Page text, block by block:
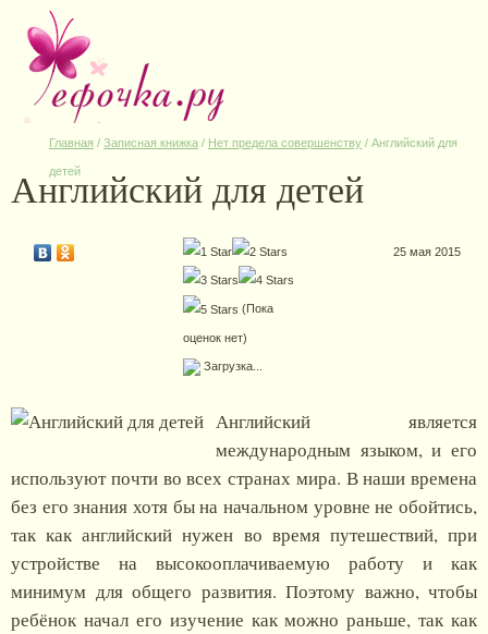
Главная / Записная книжка / Нет предела совершенству / Английский для
детей
Английский для детей
(Пока
оценок нет)
Загрузка...
25 мая 2015
Английский является
международным языком, и его
используют почти во всех странах мира. В наши времена
без его знания хотя бы на начальном уровне не обойтись,
так как английский нужен во время путешествий, при
устройстве на высокооплачиваемую работу и как
минимум для общего развития. Поэтому важно, чтобы
ребёнок начал его изучение как можно раньше, так как